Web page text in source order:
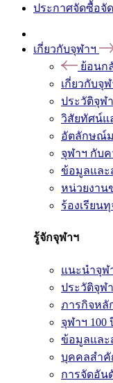
ประกาศจัดซื้อจั
เกี่ยวกับจุฬาฯ
ย้อนก
เกี่ยวกับจุ
ประวัติจุฬ
วิสัยทัศน์แ
อัตลักษณ์
จุฬาฯ กับ
ข้อมูลและ
หน่วยงาน
ร้องเรียน
รู้จักจุฬาฯ
แนะนำจุฬ
ประวัติจุฬ
ภารกิจหลั
จุฬาฯ 100
ข้อมูลและ
บุคคลสำ
การจัดอัน